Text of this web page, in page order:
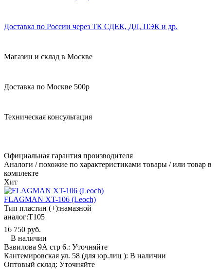
Доставка по России через ТК СДЕК, ДЛ, ПЭК и др.
Магазин и склад в Москве
Доставка по Москве 500р
Техническая консультация
Официальная гарантия производителя
Аналоги / похожие по характеристиками товары / или товар в
комплекте
Хит
FLAGMAN XT-106 (Leoch)
Тип пластин (+):намазной
аналог:T105
16 750 руб.
В наличии
Вавилова 9А стр 6.: Уточняйте
Кантемировская ул. 58 (для юр.лиц ): В наличии
Оптовый склад: Уточняйте